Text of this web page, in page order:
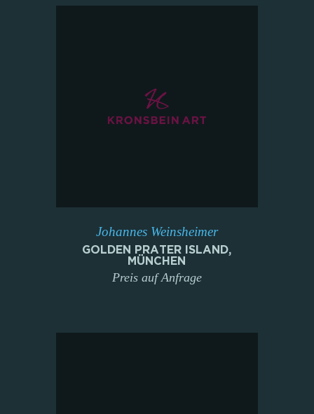
Johannes Weinsheimer
GOLDEN PRATER ISLAND,
MÜNCHEN
Preis auf Anfrage